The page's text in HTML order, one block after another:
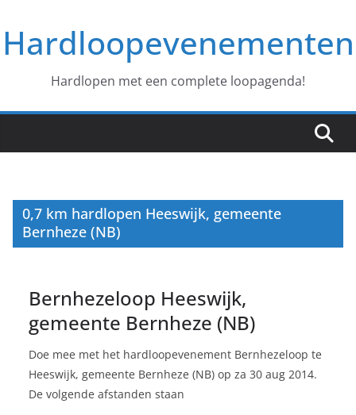
naar
deHardloopevenementen
Hardlopen met een complete loopagenda!
0,7 km hardlopen Heeswijk, gemeente
Bernheze (NB)
Bernhezeloop Heeswijk,
gemeente Bernheze (NB)
Doe mee met het hardloopevenement Bernhezeloop te
Heeswijk, gemeente Bernheze (NB) op za 30 aug 2014.
De volgende afstanden staan